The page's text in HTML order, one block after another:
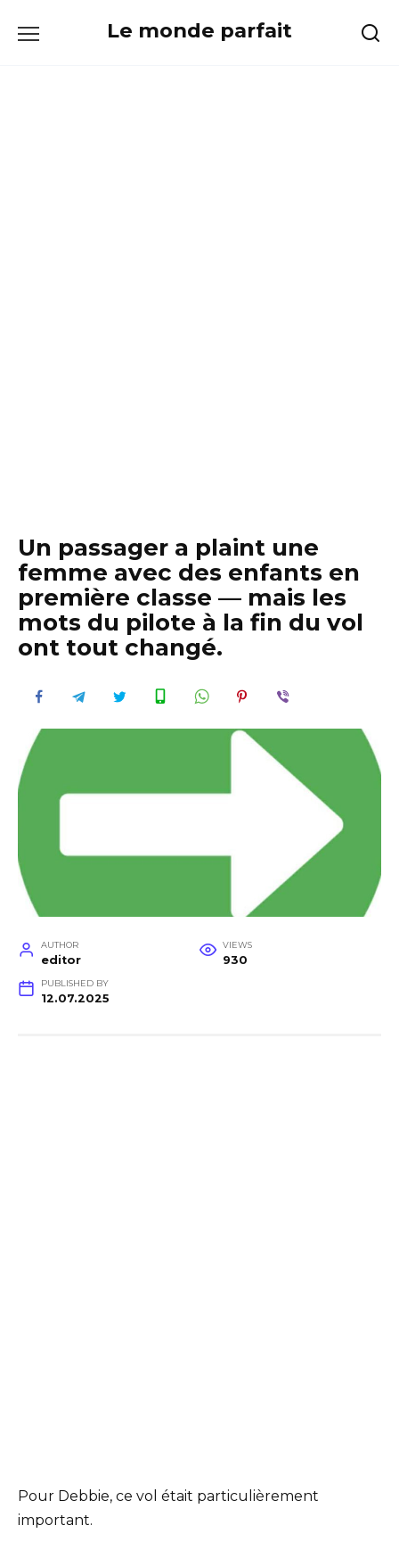
Le monde parfait
Un passager a plaint une
femme avec des enfants en
première classe — mais les
mots du pilote à la fin du vol
ont tout changé.
AUTHOR
editor
VIEWS
930
PUBLISHED BY
12.07.2025
Pour Debbie, ce vol était particulièrement
important.